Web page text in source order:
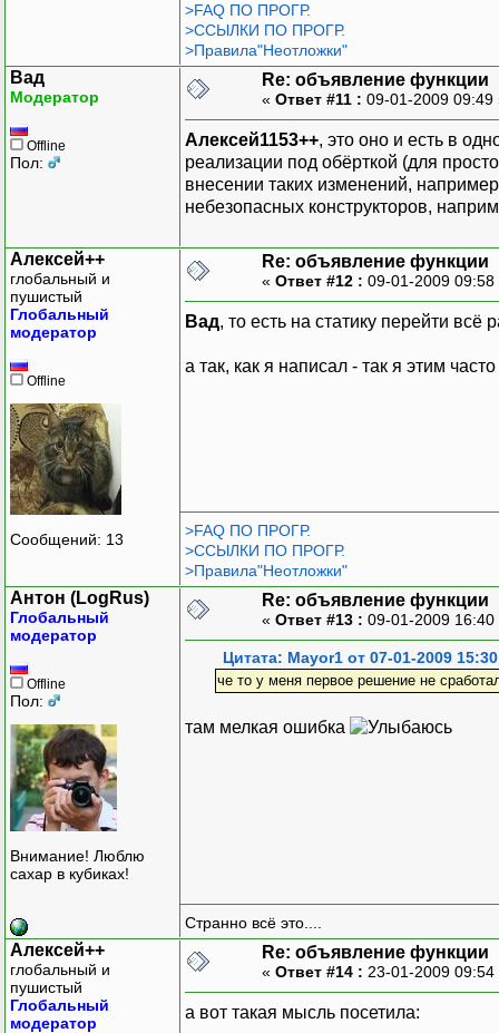
>FAQ ПО ПРОГР.
>ССЫЛКИ ПО ПРОГР.
>Правила"Неотложки"
Вад
Модератор
Offline
Пол:
Re: объявление функции
« Ответ #11 : 09-01-2009
Алексей1153++, это оно и есть в
реализации под обёрткой (для
внесении таких изменений,
небезопасных конструкторов,
Алексей++
глобальный и
пушистый
Глобальный
модератор
Offline
Сообщений: 13
Re: объявление функции
« Ответ #12 : 09-01-2009
Вад, то есть на статику перейти всё
а так, как я написал - так я этим
>FAQ ПО ПРОГР.
>ССЫЛКИ ПО ПРОГР.
>Правила"Неотложки"
Антон (LogRus)
Глобальный
модератор
Offline
Пол:
Внимание! Люблю
сахар в кубиках!
Re: объявление функции
« Ответ #13 : 09-01-2009
Цитата: Mayor1 от 07-01-2009 15:30
че то у меня первое решение не
там мелкая ошибка
Странно всё это....
Алексей++
глобальный и
пушистый
Глобальный
модератор
Re: объявление функции
« Ответ #14 : 23-01-2009
а вот такая мысль посетила: